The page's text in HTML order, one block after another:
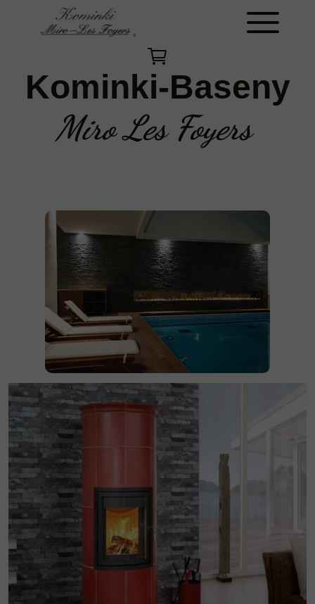
Kominki-Baseny
Miro Les Foyers